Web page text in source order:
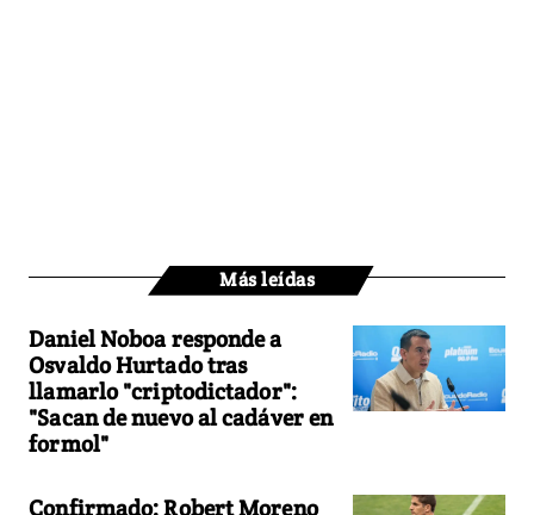
Más leídas
Daniel Noboa responde a
Osvaldo Hurtado tras
llamarlo "criptodictador":
"Sacan de nuevo al cadáver en
formol"
Confirmado: Robert Moreno